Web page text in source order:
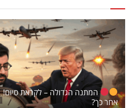
המתנה הגדולה – לקראת סיום!
אחר כך?